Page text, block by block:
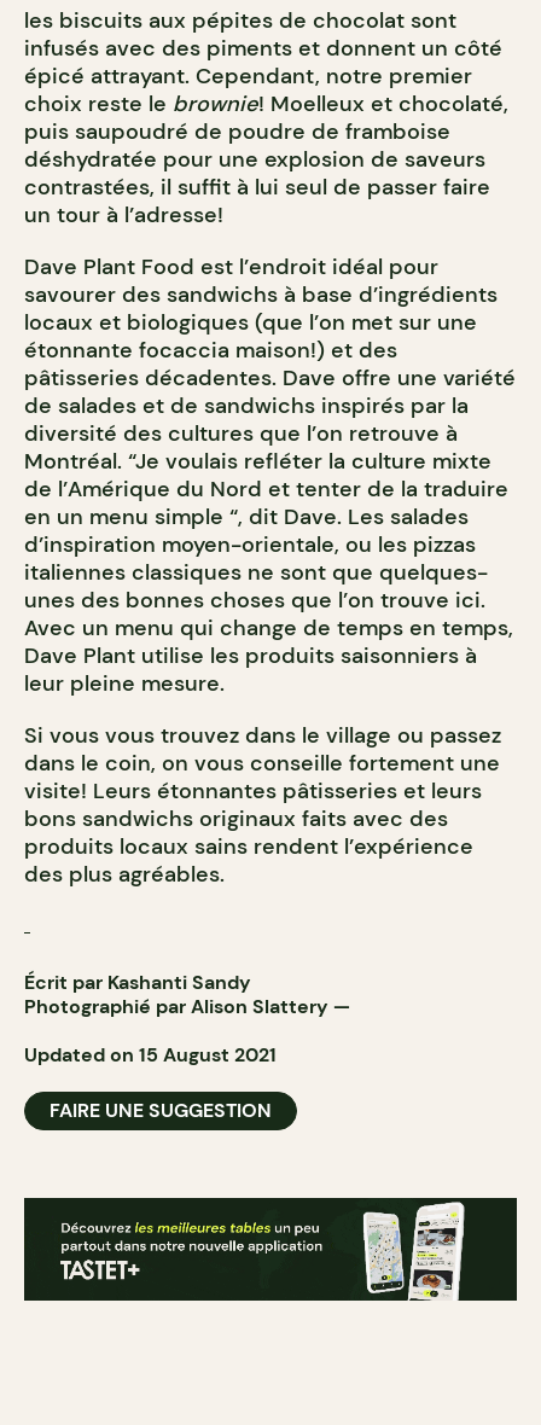
les biscuits aux pépites de chocolat sont
infusés avec des piments et donnent un côté
épicé attrayant. Cependant, notre premier
choix reste le brownie! Moelleux et chocolaté,
puis saupoudré de poudre de framboise
déshydratée pour une explosion de saveurs
contrastées, il suffit à lui seul de passer faire
un tour à l’adresse!
Dave Plant Food est l’endroit idéal pour
savourer des sandwichs à base d’ingrédients
locaux et biologiques (que l’on met sur une
étonnante focaccia maison!) et des
pâtisseries décadentes. Dave offre une variété
de salades et de sandwichs inspirés par la
diversité des cultures que l’on retrouve à
Montréal. “Je voulais refléter la culture mixte
de l’Amérique du Nord et tenter de la traduire
en un menu simple “, dit Dave. Les salades
d’inspiration moyen-orientale, ou les pizzas
italiennes classiques ne sont que quelques-
unes des bonnes choses que l’on trouve ici.
Avec un menu qui change de temps en temps,
Dave Plant utilise les produits saisonniers à
leur pleine mesure.
Si vous vous trouvez dans le village ou passez
dans le coin, on vous conseille fortement une
visite! Leurs étonnantes pâtisseries et leurs
bons sandwichs originaux faits avec des
produits locaux sains rendent l’expérience
des plus agréables.
Écrit par Kashanti Sandy
Photographié parAlison Slattery —
Updated on 15 August 2021
FAIRE UNE SUGGESTION